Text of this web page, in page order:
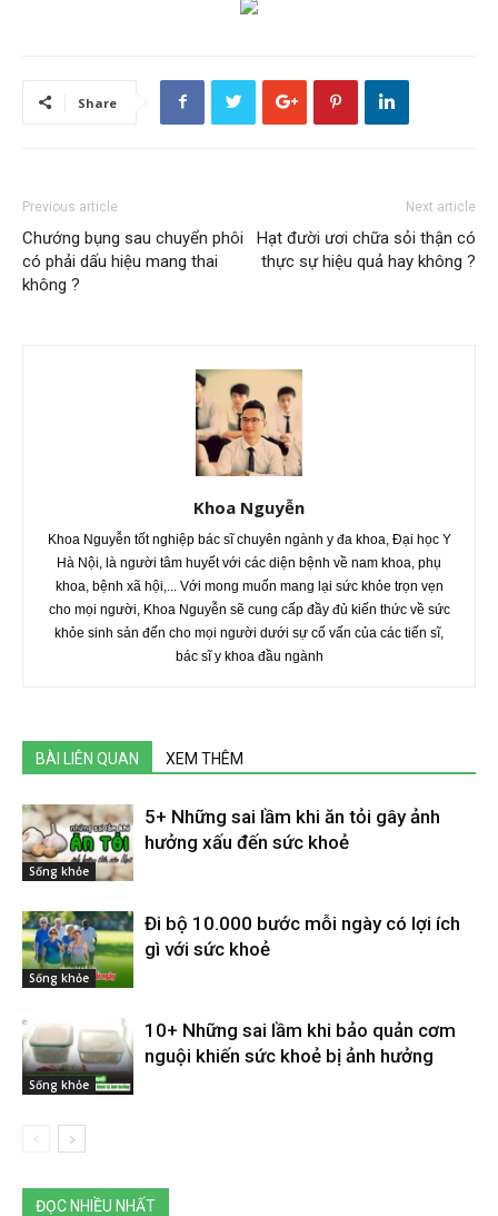
Share
Previous article
Chướng bụng sau chuyển phôi
có phải dấu hiệu mang thai
không ?
Next article
Hạt đười ươi chữa sỏi thận có
thực sự hiệu quả hay không ?
Khoa Nguyễn
Khoa Nguyễn tốt nghiệp bác sĩ chuyên ngành y đa khoa, Đại học Y
Hà Nội, là người tâm huyết với các diện bệnh về nam khoa, phụ
khoa, bệnh xã hội,... Với mong muốn mang lại sức khỏe trọn vẹn
cho mọi người, Khoa Nguyễn sẽ cung cấp đầy đủ kiến thức về sức
khỏe sinh sản đến cho mọi người dưới sự cố vấn của các tiến sĩ,
bác sĩ y khoa đầu ngành
BÀI LIÊN QUAN XEM THÊM
Sống khỏe
5+ Những sai lầm khi ăn tỏi gây ảnh
hưởng xấu đến sức khoẻ
Sống khỏe
Đi bộ 10.000 bước mỗi ngày có lợi ích
gì với sức khoẻ
Sống khỏe
10+ Những sai lầm khi bảo quản cơm
nguội khiến sức khoẻ bị ảnh hưởng
ĐỌC NHIỀU NHẤT